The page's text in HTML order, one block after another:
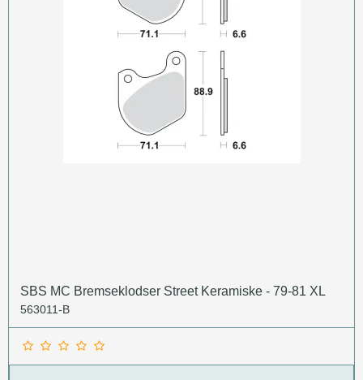
SBS MC Bremseklodser Street Keramiske - 79-81 XL
563011-B